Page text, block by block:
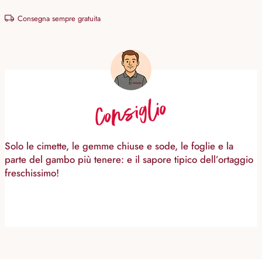
Consegna sempre gratuita
Consiglio
Solo le cimette, le gemme chiuse e sode, le foglie e la
parte del gambo più tenere: e il sapore tipico dell’ortaggio
freschissimo!